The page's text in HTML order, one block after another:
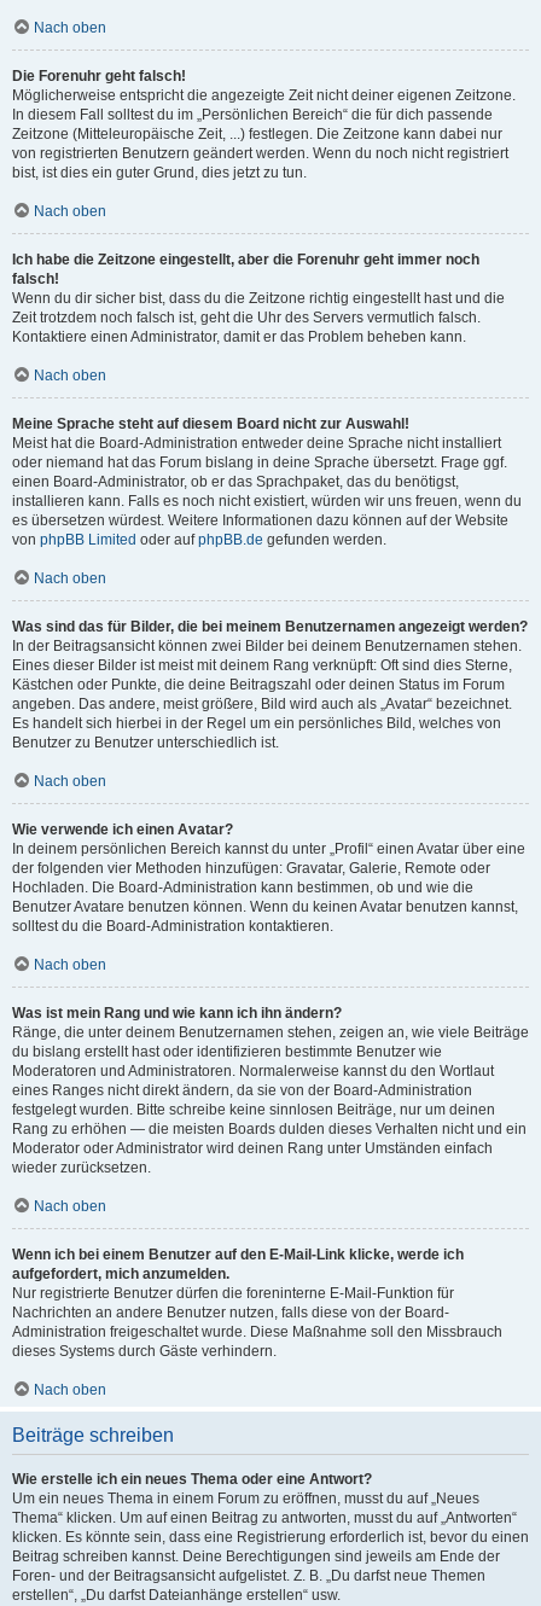
Nach oben
Die Forenuhr geht falsch!
Möglicherweise entspricht die angezeigte Zeit nicht deiner eigenen Zeitzone.
In diesem Fall solltest du im „Persönlichen Bereich“ die für dich passende
Zeitzone (Mitteleuropäische Zeit, ...) festlegen. Die Zeitzone kann dabei nur
von registrierten Benutzern geändert werden. Wenn du noch nicht registriert
bist, ist dies ein guter Grund, dies jetzt zu tun.
Nach oben
Ich habe die Zeitzone eingestellt, aber die Forenuhr geht immer noch
falsch!
Wenn du dir sicher bist, dass du die Zeitzone richtig eingestellt hast und die
Zeit trotzdem noch falsch ist, geht die Uhr des Servers vermutlich falsch.
Kontaktiere einen Administrator, damit er das Problem beheben kann.
Nach oben
Meine Sprache steht auf diesem Board nicht zur Auswahl!
Meist hat die Board-Administration entweder deine Sprache nicht installiert
oder niemand hat das Forum bislang in deine Sprache übersetzt. Frage ggf.
einen Board-Administrator, ob er das Sprachpaket, das du benötigst,
installieren kann. Falls es noch nicht existiert, würden wir uns freuen, wenn du
es übersetzen würdest. Weitere Informationen dazu können auf der Website
von phpBB Limited oder aufphpBB.de gefunden werden.
Nach oben
Was sind das für Bilder, die bei meinem Benutzernamen angezeigt werden?
In der Beitragsansicht können zwei Bilder bei deinem Benutzernamen stehen.
Eines dieser Bilder ist meist mit deinem Rang verknüpft: Oft sind dies Sterne,
Kästchen oder Punkte, die deine Beitragszahl oder deinen Status im Forum
angeben. Das andere, meist größere, Bild wird auch als „Avatar“ bezeichnet.
Es handelt sich hierbei in der Regel um ein persönliches Bild, welches von
Benutzer zu Benutzer unterschiedlich ist.
Nach oben
Wie verwende ich einen Avatar?
In deinem persönlichen Bereich kannst du unter „Profil“ einen Avatar über eine
der folgenden vier Methoden hinzufügen: Gravatar, Galerie, Remote oder
Hochladen. Die Board-Administration kann bestimmen, ob und wie die
Benutzer Avatare benutzen können. Wenn du keinen Avatar benutzen kannst,
solltest du die Board-Administration kontaktieren.
Nach oben
Was ist mein Rang und wie kann ich ihn ändern?
Ränge, die unter deinem Benutzernamen stehen, zeigen an, wie viele Beiträge
du bislang erstellt hast oder identifizieren bestimmte Benutzer wie
Moderatoren und Administratoren. Normalerweise kannst du den Wortlaut
eines Ranges nicht direkt ändern, da sie von der Board-Administration
festgelegt wurden. Bitte schreibe keine sinnlosen Beiträge, nur um deinen
Rang zu erhöhen — die meisten Boards dulden dieses Verhalten nicht und ein
Moderator oder Administrator wird deinen Rang unter Umständen einfach
wieder zurücksetzen.
Nach oben
Wenn ich bei einem Benutzer auf den E-Mail-Link klicke, werde ich
aufgefordert, mich anzumelden.
Nur registrierte Benutzer dürfen die foreninterne E-Mail-Funktion für
Nachrichten an andere Benutzer nutzen, falls diese von der Board-
Administration freigeschaltet wurde. Diese Maßnahme soll den Missbrauch
dieses Systems durch Gäste verhindern.
Nach oben
Beiträge schreiben
Wie erstelle ich ein neues Thema oder eine Antwort?
Um ein neues Thema in einem Forum zu eröffnen, musst du auf „Neues
Thema“ klicken. Um auf einen Beitrag zu antworten, musst du auf „Antworten“
klicken. Es könnte sein, dass eine Registrierung erforderlich ist, bevor du einen
Beitrag schreiben kannst. Deine Berechtigungen sind jeweils am Ende der
Foren- und der Beitragsansicht aufgelistet. Z. B. „Du darfst neue Themen
erstellen“, „Du darfst Dateianhänge erstellen“ usw.